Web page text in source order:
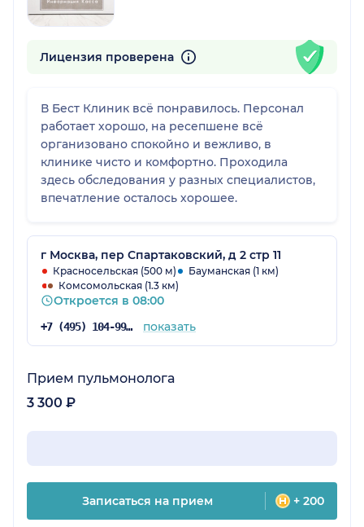
Лицензия проверена
В Бест Клиник всё понравилось. Персонал
работает хорошо, на ресепшене всё
организовано спокойно и вежливо, в
клинике чисто и комфортно. Проходила
здесь обследования у разных специалистов,
впечатление осталось хорошее.
г Москва, пер Спартаковский, д 2 стр 11
Красносельская (500 м)
Бауманская (1 км)
Комсомольская (1.3 км)
Откроется в 08:00
+7 (495) 104-99-85 показать
Прием пульмонолога
3 300 ₽
Записаться на прием + 200